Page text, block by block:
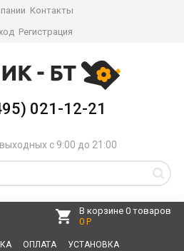
Контакты
Регистрация
021-12-21
с 9:00 до 21:00
В корзине 0 товаров
0 Р
ОПЛАТА УСТАНОВКА